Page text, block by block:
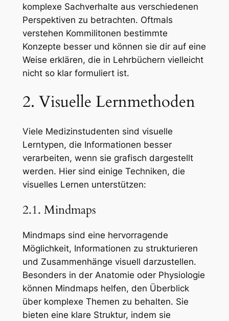
komplexe Sachverhalte aus verschiedenen
Perspektiven zu betrachten. Oftmals
verstehen Kommilitonen bestimmte
Konzepte besser und können sie dir auf eine
Weise erklären, die in Lehrbüchern vielleicht
nicht so klar formuliert ist.
2. Visuelle Lernmethoden
Viele Medizinstudenten sind visuelle
Lerntypen, die Informationen besser
verarbeiten, wenn sie grafisch dargestellt
werden. Hier sind einige Techniken, die
visuelles Lernen unterstützen:
2.1. Mindmaps
Mindmaps sind eine hervorragende
Möglichkeit, Informationen zu strukturieren
und Zusammenhänge visuell darzustellen.
Besonders in der Anatomie oder Physiologie
können Mindmaps helfen, den Überblick
über komplexe Themen zu behalten. Sie
bieten eine klare Struktur, indem sie